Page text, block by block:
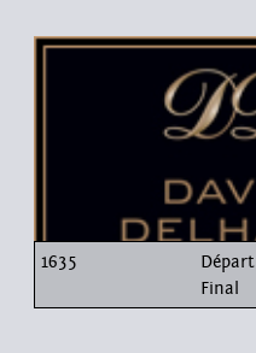
1635 Départ
Final